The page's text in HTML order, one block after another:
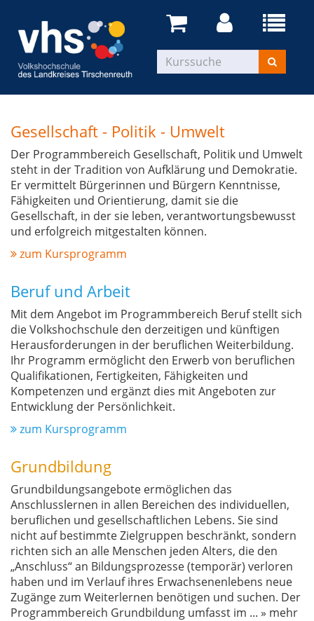
Gesellschaft - Politik - Umwelt
Der Programmbereich Gesellschaft, Politik und Umwelt
steht in der Tradition von Aufklärung und Demokratie.
Er vermittelt Bürgerinnen und Bürgern Kenntnisse,
Fähigkeiten und Orientierung, damit sie die
Gesellschaft, in der sie leben, verantwortungsbewusst
und erfolgreich mitgestalten können.
zum Kursprogramm
Beruf und Arbeit
Mit dem Angebot im Programmbereich Beruf stellt sich
die Volkshochschule den derzeitigen und künftigen
Herausforderungen in der beruflichen Weiterbildung.
Ihr Programm ermöglicht den Erwerb von beruflichen
Qualifikationen, Fertigkeiten, Fähigkeiten und
Kompetenzen und ergänzt dies mit Angeboten zur
Entwicklung der Persönlichkeit.
zum Kursprogramm
Grundbildung
Grundbildungsangebote ermöglichen das
Anschlusslernen in allen Bereichen des individuellen,
beruflichen und gesellschaftlichen Lebens. Sie sind
nicht auf bestimmte Zielgruppen beschränkt, sondern
richten sich an alle Menschen jeden Alters, die den
„Anschluss“ an Bildungsprozesse (temporär) verloren
haben und im Verlauf ihres Erwachsenenlebens neue
Zugänge zum Weiterlernen benötigen und suchen. Der
Programmbereich Grundbildung umfasst im ... » mehr